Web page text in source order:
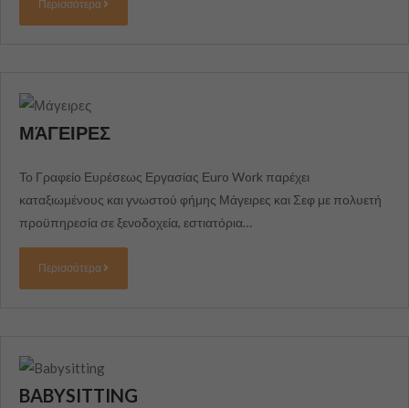
Περισσότερα
ΜΆΓΕΙΡΕΣ
Το Γραφείο Ευρέσεως Εργασίας Εuro Work παρέχει
καταξιωμένους και γνωστού φήμης Μάγειρες και Σεφ με πολυετή
προϋπηρεσία σε ξενοδοχεία, εστιατόρια…
Περισσότερα
BABYSITTING